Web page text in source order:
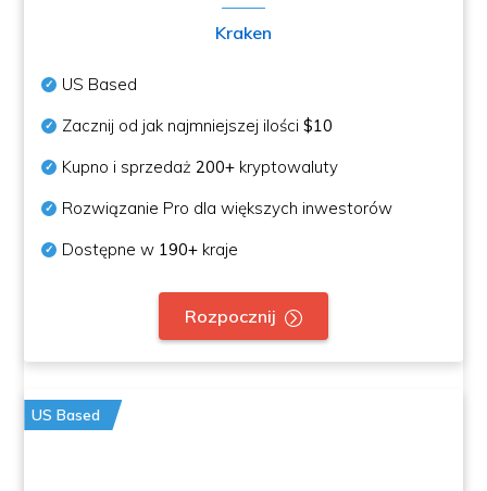
Kraken
US Based
Zacznij od jak najmniejszej ilości$10
Kupno i sprzedaż200+ kryptowaluty
Rozwiązanie Pro dla większych inwestorów
Dostępne w 190+ kraje
Rozpocznij
US Based